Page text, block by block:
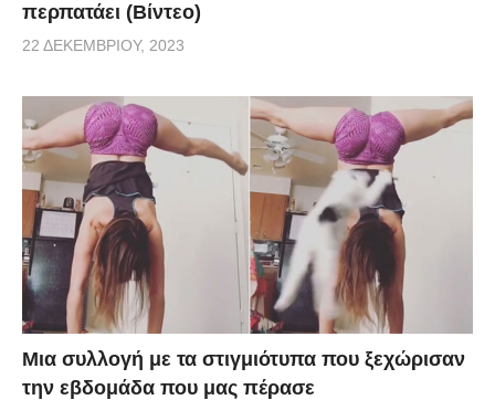
περπατάει (Βίντεο)
22 ΔΕΚΕΜΒΡΊΟΥ, 2023
Μια συλλογή με τα στιγμιότυπα που ξεχώρισαν
την εβδομάδα που μας πέρασε